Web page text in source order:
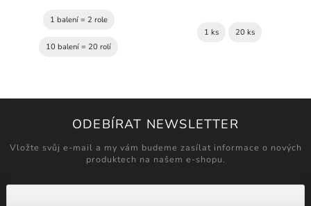
1 balení = 2 role
10 balení = 20 rolí
1 ks 20 ks
ODEBÍRAT NEWSLETTER
Vložte svůj e-mail a my vám budeme zasílat informace o nových
produktech na našem e-shopu.